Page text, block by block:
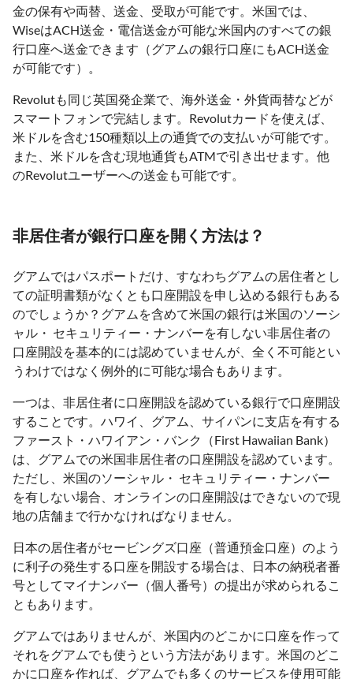
金の保有や両替、送金、受取が可能です。米国では、
WiseはACH送金・電信送金が可能な米国内のすべての銀
行口座へ送金できます（グアムの銀行口座にもACH送金
が可能です）。
Revolutも同じ英国発企業で、海外送金・外貨両替などが
スマートフォンで完結します。Revolutカードを使えば、
米ドルを含む150種類以上の通貨での支払いが可能です。
また、米ドルを含む現地通貨もATMで引き出せます。他
のRevolutユーザーへの送金も可能です。
非居住者が銀行口座を開く方法は？
グアムではパスポートだけ、すなわちグアムの居住者とし
ての証明書類がなくとも口座開設を申し込める銀行もある
のでしょうか？グアムを含めて米国の銀行は米国のソーシ
ャル・ セキュリティー・ナンバーを有しない非居住者の
口座開設を基本的には認めていませんが、全く不可能とい
うわけではなく例外的に可能な場合もあります。
一つは、非居住者に口座開設を認めている銀行で口座開設
することです。ハワイ、グアム、サイパンに支店を有する
ファースト・ハワイアン・バンク（First Hawaiian Bank）
は、グアムでの米国非居住者の口座開設を認めています。
ただし、米国のソーシャル・ セキュリティー・ナンバー
を有しない場合、オンラインの口座開設はできないので現
地の店舗まで行かなければなりません。
日本の居住者がセービングズ口座（普通預金口座）のよう
に利子の発生する口座を開設する場合は、日本の納税者番
号としてマイナンバー（個人番号）の提出が求められるこ
ともあります。
グアムではありませんが、米国内のどこかに口座を作って
それをグアムでも使うという方法があります。米国のどこ
かに口座を作れば、グアムでも多くのサービスを使用可能